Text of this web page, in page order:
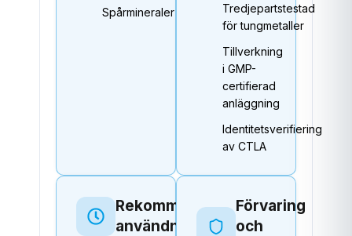
Spårmineraler
Tredjepartstestad
för tungmetaller
Tillverkning
i GMP-
certifierad
anläggning
Identitetsverifiering
av CTLA
Rekommenderad
användning
Förvaring
och